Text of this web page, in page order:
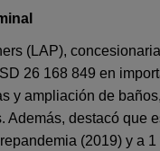
(LAP),
26 168 849 en
y ampliación de
Además, destacó que
(2019) y a